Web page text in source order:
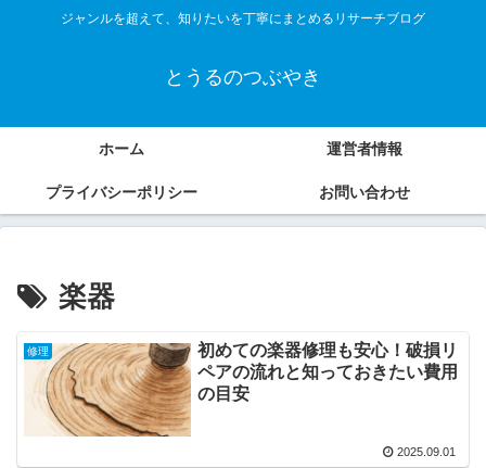
ジャンルを超えて、知りたいを丁寧にまとめるリサーチブログ
とうるのつぶやき
ホーム 運営者情報
プライバシーポリシー お問い合わせ
楽器
修理
初めての楽器修理も安心！破損リ
ペアの流れと知っておきたい費用
の目安
2025.09.01